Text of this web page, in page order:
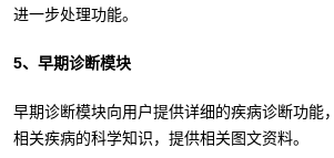
进一步处理功能。
5、早期诊断模块
早期诊断模块向用户提供详细的疾病诊断功能
相关疾病的科学知识，提供相关图文资料。